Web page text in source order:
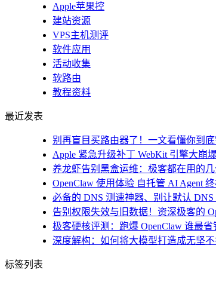
Apple苹果控
建站资源
VPS主机测评
软件应用
活动收集
软路由
教程资料
最近发表
别再盲目买路由器了！一文看懂你到
Apple 紧急升级补丁 WebKit 引擎大崩
养龙虾告别黑盒运维：极客都在用的
OpenClaw 使用体验 自托管 AI Agent
必备的 DNS 测速神器、别让默认
告别权限失效与旧数据！资深极客的
极客硬核评测：跑爆 OpenClaw 谁最
深度解构：如何将大模型打造成无坚
标签列表